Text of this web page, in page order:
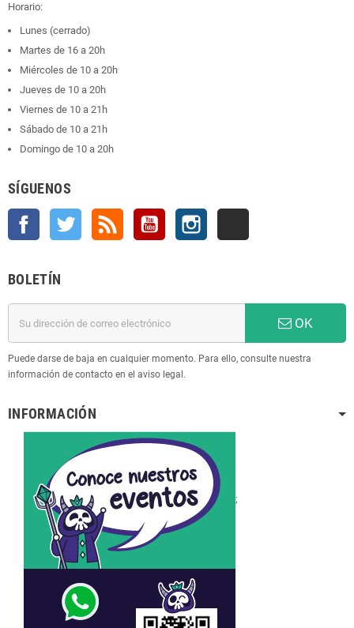
Horario:
Lunes (cerrado)
Martes de 16 a 20h
Miércoles de 10 a 20h
Jueves de 10 a 20h
Viernes de 10 a 21h
Sábado de 10 a 21h
Domingo de 10 a 20h
SÍGUENOS
Facebook Twitter YouTube
BOLETÍN
OK
Puede darse de baja en cualquier momento. Para ello, consulte nuestra
información de contacto en el aviso legal.
INFORMACIÓN
;